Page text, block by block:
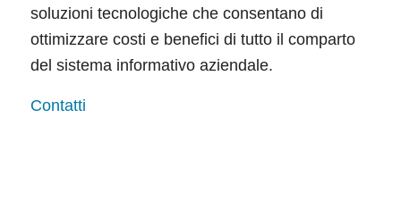
soluzioni tecnologiche che consentano di
ottimizzare costi e benefici di tutto il comparto
del sistema informativo aziendale.
Contatti